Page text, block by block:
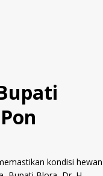
kondisi hewan